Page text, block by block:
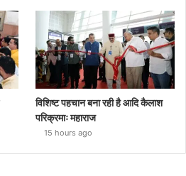
विशिष्ट पहचान बना रही है आदि कैलाश
परिक्रमाः महाराज
15 hours ago